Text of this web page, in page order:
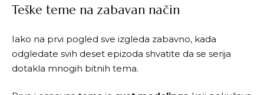
Teške teme na zabavan način
Iako na prvi pogled sve izgleda zabavno, kada
odgledate svih deset epizoda shvatite da se serija
dotakla mnogih bitnih tema.